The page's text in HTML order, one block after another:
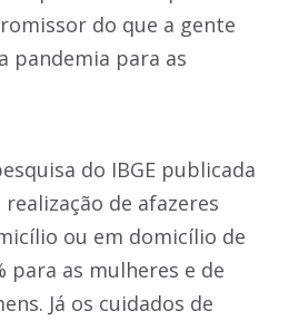
do que a gente
pandemia para as
do IBGE publicada
de afazeres
ou em domicílio de
para as mulheres e de
Já os cuidados de